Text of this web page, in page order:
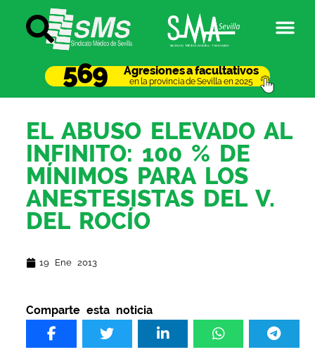
Agresiones a facultativos
en la provincia de Sevilla en 2025
569
EL ABUSO ELEVADO AL
INFINITO: 100 % DE
MÍNIMOS PARA LOS
ANESTESISTAS DEL V.
DEL ROCÍO
19 Ene 2013
Comparte esta noticia